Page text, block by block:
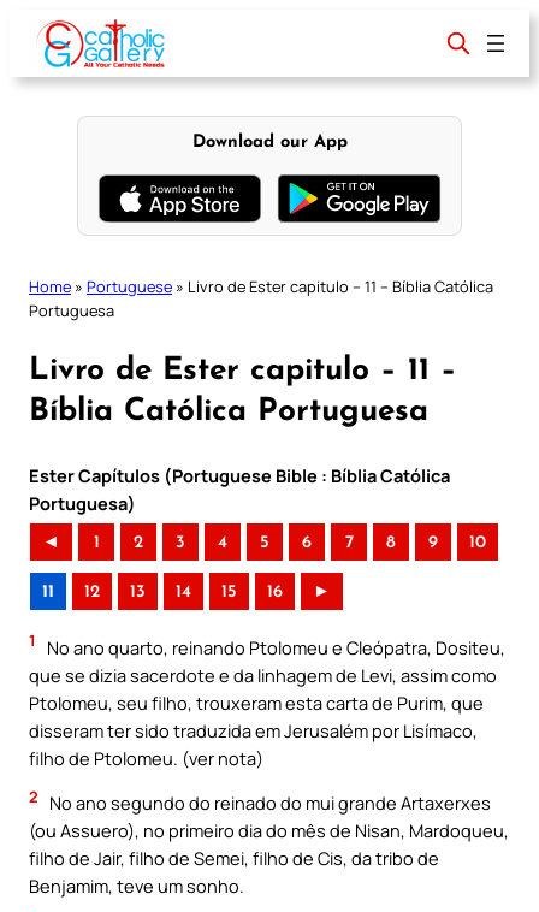
content
Download our App
Home » Portuguese » Livro de Ester capitulo – 11 – Bíblia Católica
Portuguesa
Livro de Ester capitulo – 11 –
Bíblia Católica Portuguesa
Ester Capítulos (Portuguese Bible : Bíblia Católica
Portuguesa)
◄ 1 2 3 4 5 6 7 8 9 10
11 12 13 14 15 16 ►
1
No ano quarto, reinando Ptolomeu e Cleópatra, Dositeu,
que se dizia sacerdote e da linhagem de Levi, assim como
Ptolomeu, seu filho, trouxeram esta carta de Purim, que
disseram ter sido traduzida em Jerusalém por Lisímaco,
filho de Ptolomeu. (ver nota)
2
No ano segundo do reinado do mui grande Artaxerxes
(ou Assuero), no primeiro dia do mês de Nisan, Mardoqueu,
filho de Jair, filho de Semei, filho de Cis, da tribo de
Benjamim, teve um sonho.